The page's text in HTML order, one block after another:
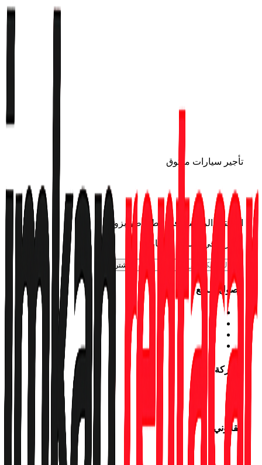
تأجير سيارات موثوق
info@trabzonrentacar.com
المكتب الرئيسي في مطار طرابزون
اشترك في نشرتنا الإخبارية
اشترك
وصول سريع
استأجر سيارة
العروض
تتبع الحجز
الشركة
من نحن
اتصل بنا
القانوني
إشعار حماية البيانات
سياسة الخصوصية